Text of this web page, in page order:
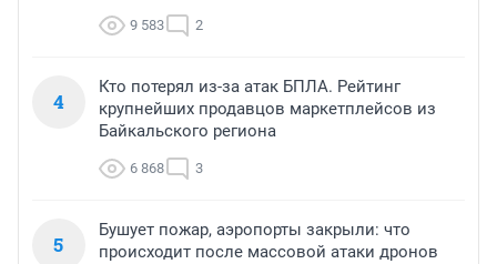
9 583 2
4
Кто потерял из-за атак БПЛА. Рейтинг
крупнейших продавцов маркетплейсов из
Байкальского региона
6 868 3
5
Бушует пожар, аэропорты закрыли: что
происходит после массовой атаки дронов